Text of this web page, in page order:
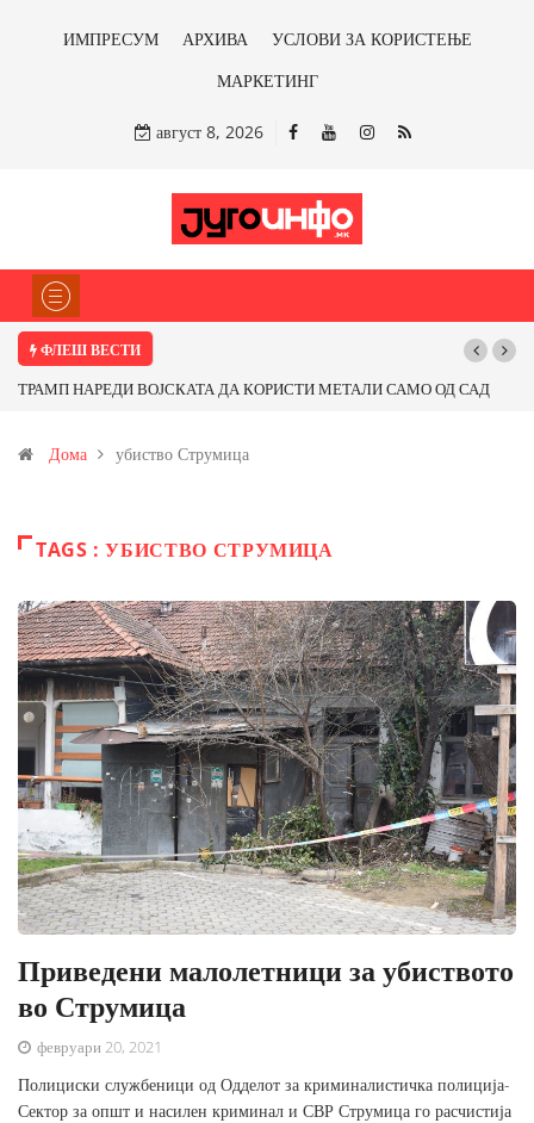
ИМПРЕСУМ АРХИВА
УСЛОВИ ЗА КОРИСТЕЊЕ
МАРКЕТИНГ
август 8, 2026
ФЛЕШ ВЕСТИ
ТРАМП НАРЕДИ ВОЈСКАТА ДА КОРИСТИ МЕТАЛИ САМО ОД САД
Иловица и со антимонот?
Дома убиство Струмица
TAGS : УБИСТВО СТРУМИЦА
Приведени малолетници за убиството
во Струмица
февруари 20, 2021
Полициски службеници од Одделот за криминалистичка полиција-
Сектор за општ и насилен криминал и СВР Струмица го расчистија